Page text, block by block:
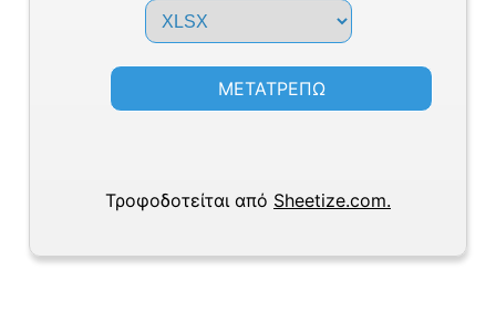
ΜΕΤΑΤΡΕΠΩ
Τροφοδοτείται από Sheetize.com.